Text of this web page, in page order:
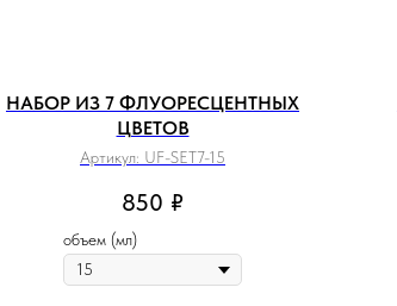
НАБОР ИЗ 7 ФЛУОРЕСЦЕНТНЫХ
ЦВЕТОВ
Артикул: UF-SET7-15
850 ₽
объем (мл)